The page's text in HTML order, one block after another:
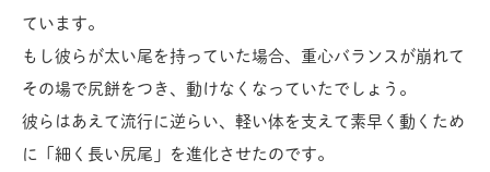
ています。
もし彼らが太い尾を持っていた場合、重心バランスが崩れて
その場で尻餅をつき、動けなくなっていたでしょう。
彼らはあえて流行に逆らい、軽い体を支えて素早く動くため
に「細く長い尻尾」を進化させたのです。